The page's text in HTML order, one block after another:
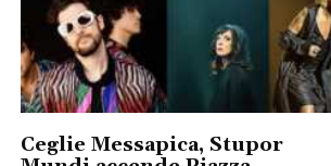
Ceglie Messapica, Stupor